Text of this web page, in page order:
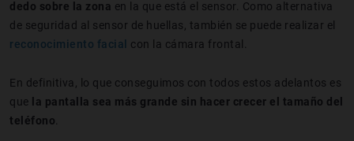
dedo sobre la zona en la que está el sensor. Como alternativa
de seguridad al sensor de huellas, también se puede realizar el
reconocimiento facial
con la cámara frontal.
En definitiva, lo que conseguimos con todos estos adelantos es
que
la pantalla sea más grande sin hacer crecer el tamaño del
teléfono.